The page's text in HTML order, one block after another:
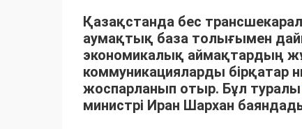
Қазақстанда бес
аумақтық база толығымен
экономикалық аймақтардың
коммуникацияларды бірқатар
жоспарланып отыр. Бұл туралы
министрі Иран Шархан